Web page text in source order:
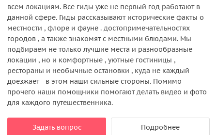
всем локациям. Все гиды уже не первый год работают в
данной сфере. Гиды рассказывают исторические факты о
местности , флоре и фауне . достопримечательностях
городов , а также знакомят с местными блюдами. Мы
подбираем не только лучшие места и разнообразные
локации , но и комфортные , уютные гостиницы ,
рестораны и необычные остановки , куда не каждый
доезжает - в этом наши сильные стороны. Помимо
прочего наши помощники помогают делать видео и фото
для каждого путешественника.
Задать вопрос Подробнее